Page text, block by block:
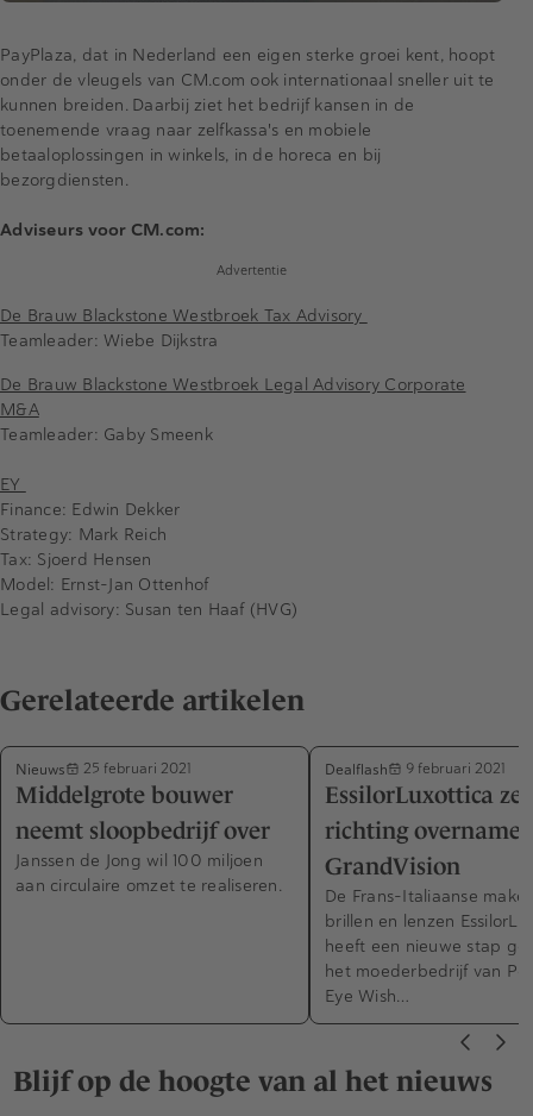
PayPlaza, dat in Nederland een eigen sterke groei kent, hoopt
onder de vleugels van CM.com ook internationaal sneller uit te
kunnen breiden. Daarbij ziet het bedrijf kansen in de
toenemende vraag naar zelfkassa's en mobiele
betaaloplossingen in winkels, in de horeca en bij
bezorgdiensten.
Adviseurs voor CM.com:
Advertentie
De Brauw Blackstone Westbroek Tax Advisory
Teamleader: Wiebe Dijkstra
De Brauw Blackstone Westbroek Legal Advisory Corporate
M&A
Teamleader: Gaby Smeenk
EY
Finance: Edwin Dekker
Strategy: Mark Reich
Tax: Sjoerd Hensen
Model: Ernst-Jan Ottenhof
Legal advisory: Susan ten Haaf (HVG)
Gerelateerde artikelen
Nieuws 25 februari 2021
Middelgrote bouwer
neemt sloopbedrijf over
Janssen de Jong wil 100 miljoen
aan circulaire omzet te realiseren.
Dealflash 9 februari 2021
EssilorLuxottica
richting overname
GrandVision
De Frans-Italiaanse
brillen en lenzen
heeft een nieuwe stap
het moederbedrijf van
Eye Wish…
Blijf op de hoogte van al het nieuws